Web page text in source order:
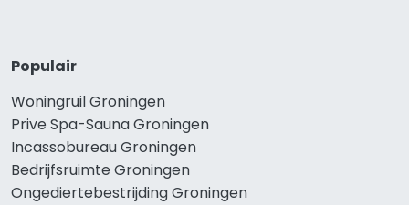
Populair
Woningruil Groningen
Prive Spa-Sauna Groningen
Incassobureau Groningen
Bedrijfsruimte Groningen
Ongediertebestrijding Groningen